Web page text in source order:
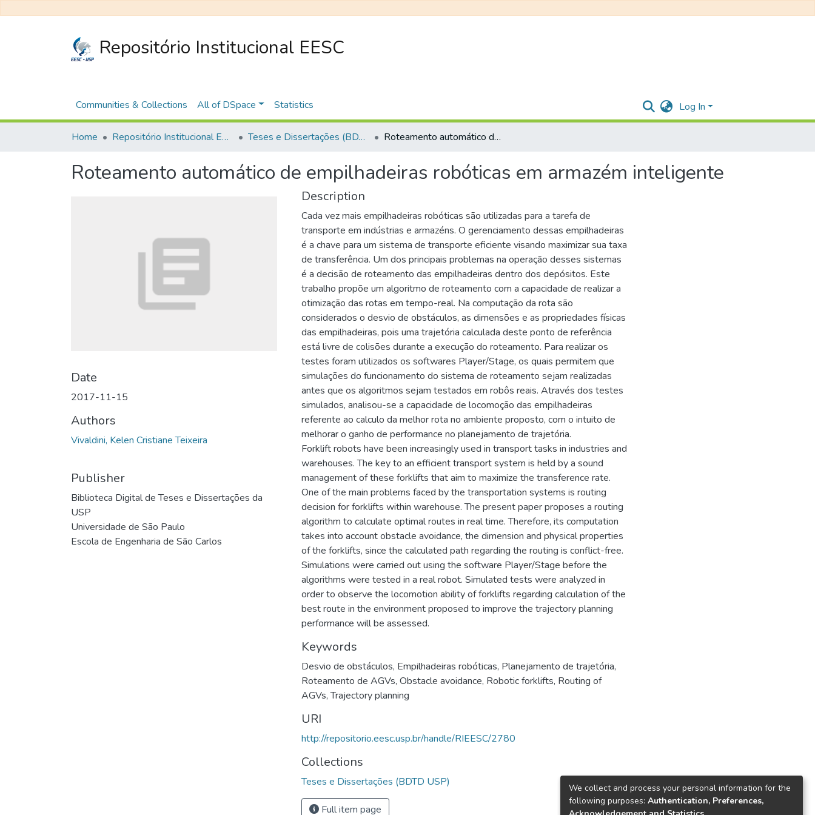
Repositório Institucional EESC
Communities & Collections All of DSpace Statistics Log In
Home Repositório Institucional EESC Teses e Dissertações (BDTD USP) Roteamento automático de empilhadeiras robóticas em armazém inteligente
Roteamento automático de empilhadeiras robóticas em armazém inteligente
Date
2017-11-15
Authors
Vivaldini, Kelen Cristiane Teixeira
Publisher
Biblioteca Digital de Teses e Dissertações da
USP
Universidade de São Paulo
Escola de Engenharia de São Carlos
Description
Cada vez mais empilhadeiras robóticas são utilizadas para a tarefa de
transporte em indústrias e armazéns. O gerenciamento dessas empilhadeiras
é a chave para um sistema de transporte eficiente visando maximizar sua taxa
de transferência. Um dos principais problemas na operação desses sistemas
é a decisão de roteamento das empilhadeiras dentro dos depósitos. Este
trabalho propõe um algoritmo de roteamento com a capacidade de realizar a
otimização das rotas em tempo-real. Na computação da rota são
considerados o desvio de obstáculos, as dimensões e as propriedades físicas
das empilhadeiras, pois uma trajetória calculada deste ponto de referência
está livre de colisões durante a execução do roteamento. Para realizar os
testes foram utilizados os softwares Player/Stage, os quais permitem que
simulações do funcionamento do sistema de roteamento sejam realizadas
antes que os algoritmos sejam testados em robôs reais. Através dos testes
simulados, analisou-se a capacidade de locomoção das empilhadeiras
referente ao calculo da melhor rota no ambiente proposto, com o intuito de
melhorar o ganho de performance no planejamento de trajetória.
Forklift robots have been increasingly used in transport tasks in industries and
warehouses. The key to an efficient transport system is held by a sound
management of these forklifts that aim to maximize the transference rate.
One of the main problems faced by the transportation systems is routing
decision for forklifts within warehouse. The present paper proposes a routing
algorithm to calculate optimal routes in real time. Therefore, its computation
takes into account obstacle avoidance, the dimension and physical properties
of the forklifts, since the calculated path regarding the routing is conflict-free.
Simulations were carried out using the software Player/Stage before the
algorithms were tested in a real robot. Simulated tests were analyzed in
order to observe the locomotion ability of forklifts regarding calculation of the
best route in the environment proposed to improve the trajectory planning
performance will be assessed.
Keywords
Desvio de obstáculos, Empilhadeiras robóticas, Planejamento de trajetória,
Roteamento de AGVs, Obstacle avoidance, Robotic forklifts, Routing of
AGVs,Trajectory planning
URI
http://repositorio.eesc.usp.br/handle/RIEESC/2780
Collections
Teses e Dissertações (BDTD USP)
Full item page
We collect and process your personal information for the
following purposes: Authentication, Preferences,